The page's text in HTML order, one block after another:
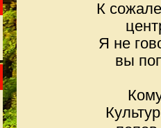
К
Я не
вы